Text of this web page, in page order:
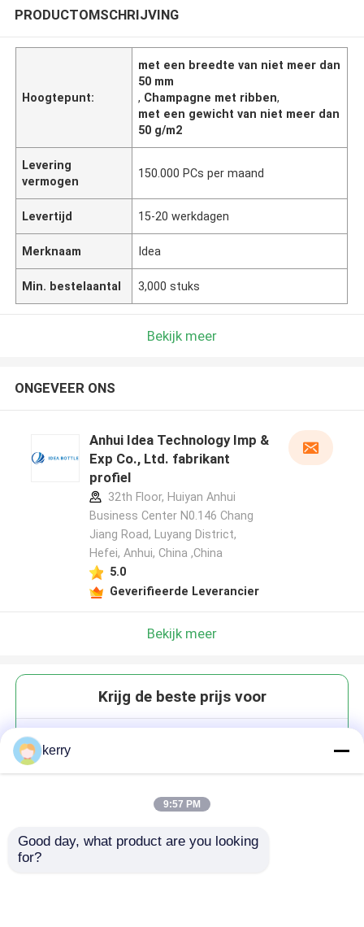
PRODUCTOMSCHRIJVING
Hoogtepunt:
met een breedte van niet meer dan
50 mm
, Champagne met ribben,
met een gewicht van niet meer dan
50 g/m2
Levering
vermogen
150.000 PCs per maand
Levertijd 15-20 werkdagen
Merknaam Idea
Min. bestelaantal 3,000 stuks
Bekijk meer
ONGEVEER ONS
Anhui Idea Technology Imp &
Exp Co., Ltd. fabrikant
profiel
32th Floor, Huiyan Anhui
Business Center N0.146 Chang
Jiang Road, Luyang District,
Hefei, Anhui, China ,China
5.0
Geverifieerde Leverancier
Bekijk meer
Krijg de beste prijs voor
kerry
9:57 PM
Good day, what product are you looking
for?